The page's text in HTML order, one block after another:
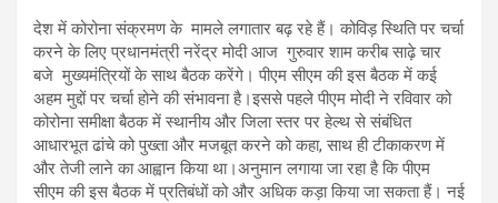
देश में कोरोना संक्रमण के मामले लगातार बढ़ रहे हैं। कोविड़ स्थिति पर चर्चा
करने के लिए प्रधानमंत्री नरेंद्र मोदी आज गुरुवार शाम करीब साढ़े चार
बजे मुख्यमंत्रियों के साथ बैठक करेंगे। पीएम सीएम की इस बैठक में कई
अहम मुद्दों पर चर्चा होने की संभावना है।इससे पहले पीएम मोदी ने रविवार को
कोरोना समीक्षा बैठक में स्थानीय और जिला स्तर पर हेल्थ से संबंधित
आधारभूत ढांचे को पुख्ता और मजबूत करने को कहा, साथ ही टीकाकरण में
और तेजी लाने का आह्वान किया था।अनुमान लगाया जा रहा है कि पीएम
सीएम की इस बैठक में प्रतिबंधों को और अधिक कड़ा किया जा सकता हैं। नई